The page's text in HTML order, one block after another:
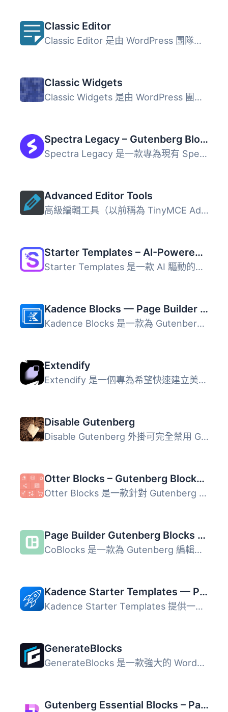
Classic Editor
Classic Editor 是由 WordPress 團隊維護的官方外掛程式，可...
Classic Widgets
Classic Widgets 是由 WordPress 團隊維護的官方外掛，能夠恢...
Spectra Legacy – Gutenberg Blocks
Spectra Legacy 是一款專為現有 Spectra 用戶設計的 Gutenber...
Advanced Editor Tools
高級編輯工具（以前稱為 TinyMCE Advanced）引入了一個「經典...
Starter Templates – AI-Powered Templates for Elementor & Gutenberg
Starter Templates 是一款 AI 驅動的網站建置外掛，能讓使用...
Kadence Blocks — Page Builder Toolkit for Gutenberg Editor
Kadence Blocks 是一款為 Gutenberg 編輯器擴展的 WordPress ...
Extendify
Extendify 是一個專為希望快速建立美觀 WordPress 網站的使用...
Disable Gutenberg
Disable Gutenberg 外掛可完全禁用 Gutenberg 編輯器，並恢復...
Otter Blocks – Gutenberg Blocks, Page Builder for Gutenberg Editor & FSE
Otter Blocks 是一款針對 Gutenberg 編輯器的外掛，提供超過 ...
Page Builder Gutenberg Blocks – CoBlocks
CoBlocks 是一款為 Gutenberg 編輯器設計的創新頁面建構外掛...
Kadence Starter Templates — Predesigned Website Templates
Kadence Starter Templates 提供一系列專業設計的網站範本，...
GenerateBlocks
GenerateBlocks 是一款強大的 WordPress 外掛，能夠為編輯器...
Gutenberg Essential Blocks – Page Builder for Gutenberg Blocks & Patterns